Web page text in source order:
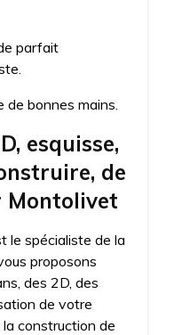
parfait
de bonnes mains.
esquisse,
de
Montolivet
le spécialiste de la
proposons
des 2D, des
de votre
construction de